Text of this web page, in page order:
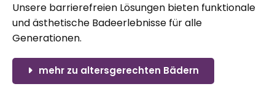
Unsere barrierefreien Lösungen bieten funktionale
und ästhetische Badeerlebnisse für alle
Generationen.
mehr zu altersgerechten Bädern